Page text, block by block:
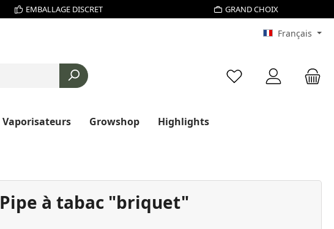
EMBALLAGE DISCRET GRAND CHOIX
Français
Vous avez 0 articles
Vaporisateurs Growshop Highlights
Pipe à tabac "briquet"